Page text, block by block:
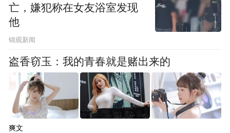
为爱心保驾护航（图片来源：凤凰网佛教 摄影：
显峰）
亡，嫌犯称在女友浴室发现
他
锦观新闻
盗香窃玉：我的青春就是赌出来的
爽文